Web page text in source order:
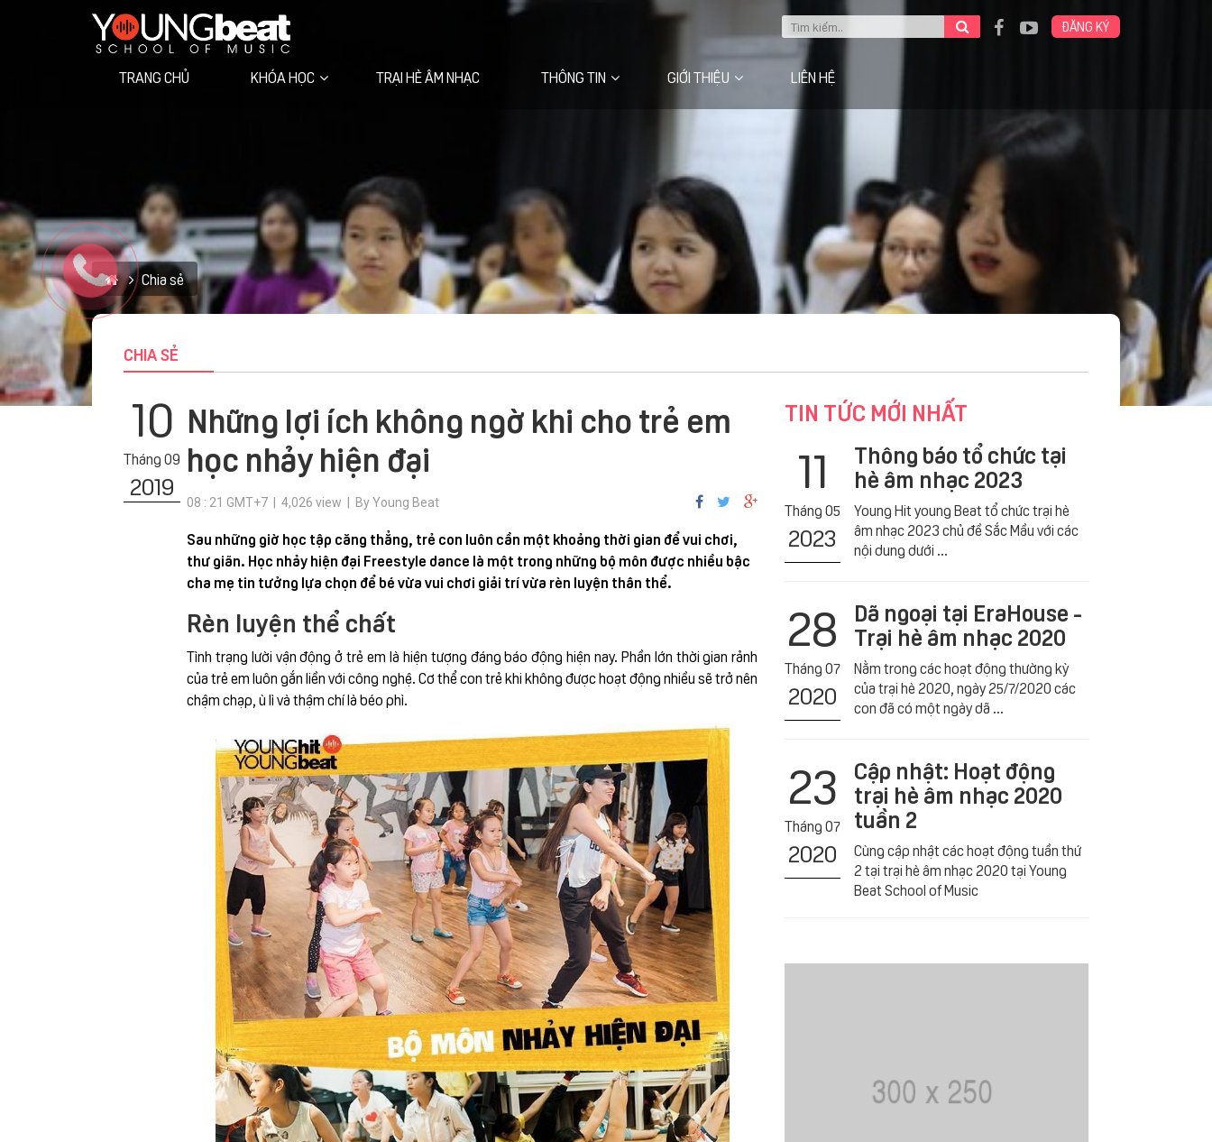
ĐĂNG KÝ
TRANG CHỦ KHÓA HỌC TRẠI HÈ ÂM NHẠC THÔNG TIN GIỚI THIỆU LIÊN HỆ
Chia sẻ
CHIA SẺ
10
Tháng 09
2019
Những lợi ích không ngờ khi cho trẻ em
học nhảy hiện đại
08 : 21 GMT+7 | 4,026 view | By Young Beat
Sau những giờ học tập căng thẳng, trẻ con luôn cần một khoảng thời gian để vui chơi,
thư giãn. Học nhảy hiện đại Freestyle dance là một trong những bộ môn được nhiều bậc
cha mẹ tin tưởng lựa chọn để bé vừa vui chơi giải trí vừa rèn luyện thân thể.
Rèn luyện thể chất
Tình trạng lười vận động ở trẻ em là hiện tượng đáng báo động hiện nay. Phần lớn thời gian rảnh
của trẻ em luôn gắn liền với công nghệ. Cơ thể con trẻ khi không được hoạt động nhiều sẽ trở nên
chậm chạp, ù lì và thậm chí là béo phì.
TIN TỨC MỚI NHẤT
11
Tháng 05
2023
Thông báo tổ chức tại
hè âm nhạc 2023
Young Hit young Beat tổ chức trại hè
âm nhạc 2023 chủ đề Sắc Mầu với các
nội dung dưới ...
28
Tháng 07
2020
Dã ngoại tại EraHouse -
Trại hè âm nhạc 2020
Nằm trong các hoạt động thường kỳ
của trại hè 2020, ngày 25/7/2020 các
con đã có một ngày dã ...
23
Tháng 07
2020
Cập nhật: Hoạt động
trại hè âm nhạc 2020
tuần 2
Cùng cập nhật các hoạt động tuần thứ
2 tại trại hè âm nhạc 2020 tại Young
Beat School of Music